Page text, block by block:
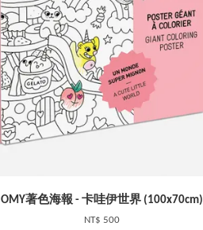
OMY著色海報 - 卡哇伊世界 (100x70cm)
NT$ 500